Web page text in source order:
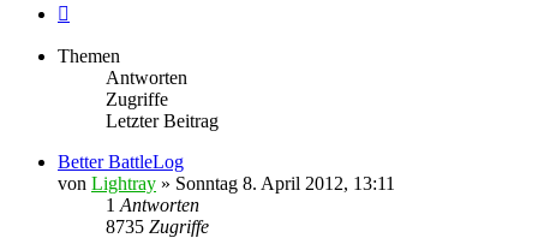
Themen
Antworten
Zugriffe
Letzter Beitrag
Better BattleLog
von Lightray » Sonntag 8. April 2012, 13:11
1 Antworten
8735 Zugriffe